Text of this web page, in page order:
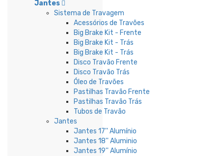
Jantes
Sistema de Travagem
Acessórios de Travões
Big Brake Kit - Frente
Big Brake Kit - Trás
Big Brake Kit - Trás
Disco Travão Frente
Disco Travão Trás
Óleo de Travões
Pastilhas Travão Frente
Pastilhas Travão Trás
Tubos de Travão
Jantes
Jantes 17'' Alumínio
Jantes 18'' Aluminio
Jantes 19'' Alumínio